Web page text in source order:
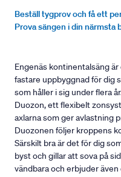
Beställ tygprov och få ett
Prova sängen i din närmsta
Engenäs kontinentalsäng
fastare uppbyggnad för dig
som håller i sig under flera
Duozon, ett flexibelt
axlarna som ger avlastning
Duozonen följer kroppens
Särskilt bra är det för dig
byst och gillar att sova på
vändbara och erbjuder